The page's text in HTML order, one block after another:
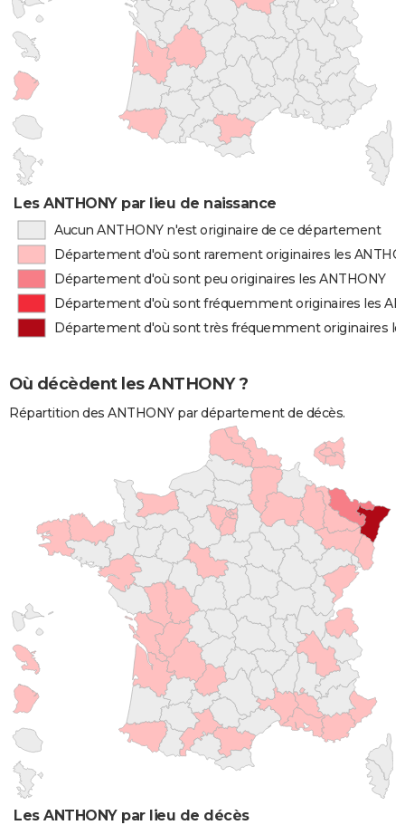
Les ANTHONY par lieu de naissance
Aucun ANTHONY n'est originaire de ce département
Département d'où sont rarement originaires les
Département d'où sont peu originaires les ANTHONY
Département d'où sont fréquemment originaires les
Département d'où sont très fréquemment originaires
Où décèdent les ANTHONY ?
Répartition des ANTHONY par département de décès.
Les ANTHONY par lieu de décès